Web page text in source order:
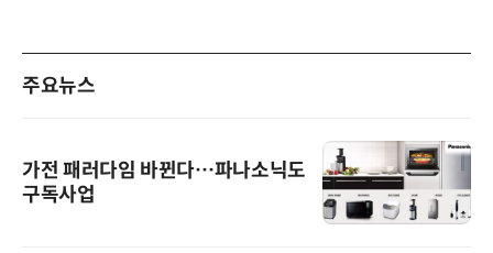
주요뉴스
가전 패러다임 바뀐다…파나소닉도
구독사업